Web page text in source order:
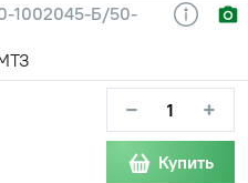
1002045-Б/50-
− +
Купить